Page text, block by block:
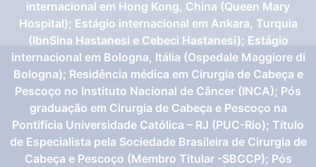
internacional em Hong Kong, China (Queen Mary
Hospital); Estágio internacional em Ankara, Turquia
(IbnSina Hastanesi e Cebeci Hastanesi); Estágio
internacional em Bologna, Itália (Ospedale Maggiore di
Bologna); Residência médica em Cirurgia de Cabeça e
Pescoço no Instituto Nacional de Câncer (INCA); Pós
graduação em Cirurgia de Cabeça e Pescoço na
Pontifícia Universidade Católica – RJ (PUC-Rio); Título
de Especialista pela Sociedade Brasileira de Cirurgia de
Cabeça e Pescoço (Membro Titular -SBCCP); Pós